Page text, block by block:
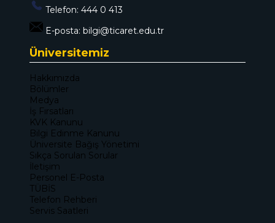
Telefon: 444 0 413
E-posta: bilgi@ticaret.edu.tr
Üniversitemiz
Hakkımızda
Bölümler
Medya
İş Fırsatları
KVK Kanunu
Bilgi Edinme Kanunu
Üniversite Bağış Yönetimi
Sıkça Sorulan Sorular
İletişim
Personel E-Posta
TÜBİS
Telefon Rehberi
Servis Saatleri